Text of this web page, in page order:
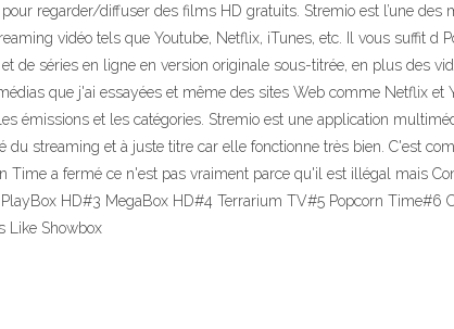
regarder/diffuser des films HD gratuits. Stremio est l’une
vidéo tels que Youtube, Netflix, iTunes, etc. Il vous suffit
séries en ligne en version originale sous-titrée, en plus des
que j'ai essayées et même des sites Web comme Netflix et
émissions et les catégories. Stremio est une application
du streaming et à juste titre car elle fonctionne très bien. C'est
Time a fermé ce n'est pas vraiment parce qu'il est illégal mais
HD#3 MegaBox HD#4 Terrarium TV#5 Popcorn Time#6
Like Showbox